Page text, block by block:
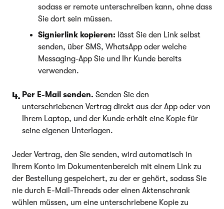
sodass er remote unterschreiben kann, ohne dass
Sie dort sein müssen.
Signierlink kopieren: lässt Sie den Link selbst
senden, über SMS, WhatsApp oder welche
Messaging-App Sie und Ihr Kunde bereits
verwenden.
Per E-Mail senden. Senden Sie den
unterschriebenen Vertrag direkt aus der App oder von
Ihrem Laptop, und der Kunde erhält eine Kopie für
seine eigenen Unterlagen.
Jeder Vertrag, den Sie senden, wird automatisch in
Ihrem Konto im Dokumentenbereich mit einem Link zu
der Bestellung gespeichert, zu der er gehört, sodass Sie
nie durch E-Mail-Threads oder einen Aktenschrank
wühlen müssen, um eine unterschriebene Kopie zu